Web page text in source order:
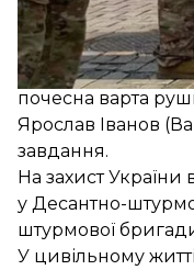
Після
почесна варта
Ярослав Іванов
завдання.
На захист
у Десантно-
штурмової
У цивільному